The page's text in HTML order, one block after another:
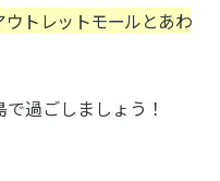
トレットモールとあわ
過ごしましょう！